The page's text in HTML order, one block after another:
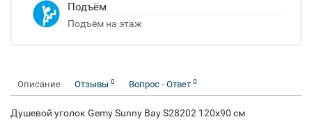
Подъём
Подъём на этаж
Описание Отзывы 0 Вопрос - Ответ 0
Душевой уголок Gemy Sunny Bay S28202 120x90 см